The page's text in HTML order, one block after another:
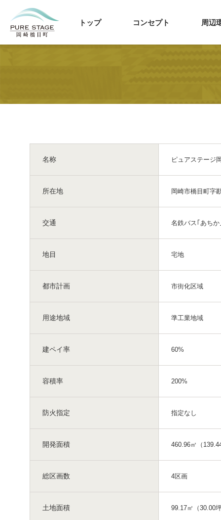
トップ コンセプト 周辺
名称 ピュアステージ
所在地 岡崎市橋目町字
交通 名鉄バス｢あち
地目 宅地
都市計画 市街化区域
用途地域 準工業地域
建ペイ率 60%
容積率 200%
防火指定 指定なし
開発面積 460.96㎡（
総区画数 4区画
土地面積 99.17㎡（30.00